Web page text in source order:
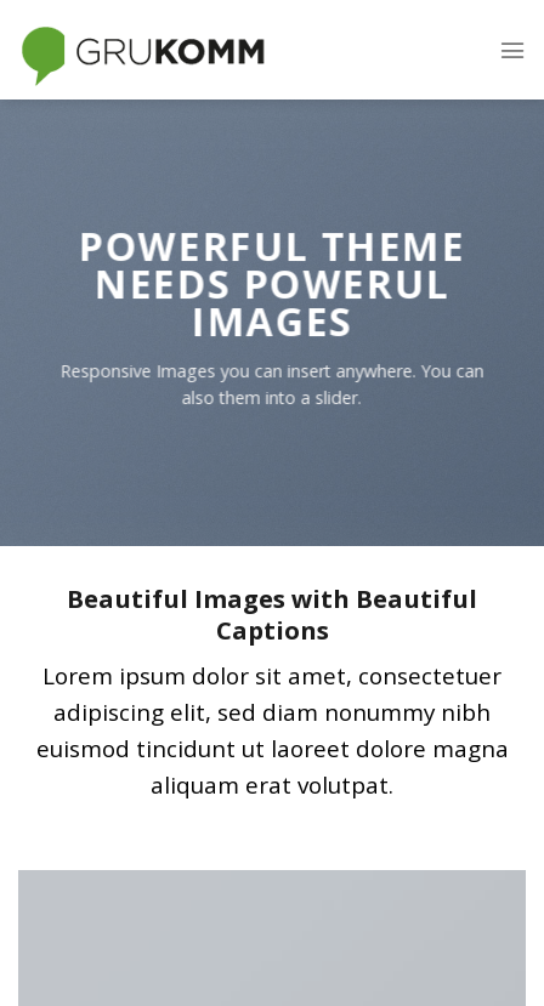
content
POWERFUL THEME
NEEDS POWERUL
IMAGES
Responsive Images you can insert anywhere. You can
also them into a slider.
Beautiful Images with Beautiful
Captions
Lorem ipsum dolor sit amet, consectetuer
adipiscing elit, sed diam nonummy nibh
euismod tincidunt ut laoreet dolore magna
aliquam erat volutpat.